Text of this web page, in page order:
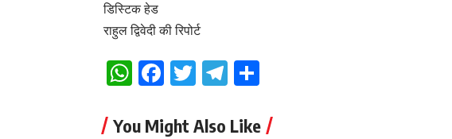
डिस्टिक हेड
राहुल द्विवेदी की रिपोर्ट
WhatsApp
Facebook
TwitterTelegram
You Might Also Like